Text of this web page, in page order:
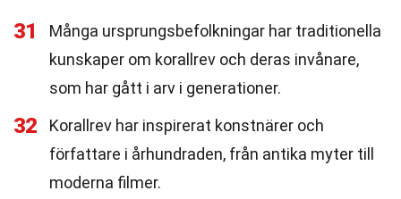
31
Många ursprungsbefolkningar har traditionella
kunskaper om korallrev och deras invånare,
som har gått i arv i generationer.
32
Korallrev har inspirerat konstnärer och
författare i århundraden, från antika myter till
moderna filmer.